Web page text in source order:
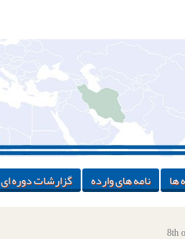
ها نامه های وارده گزارشات دوره ای
8th